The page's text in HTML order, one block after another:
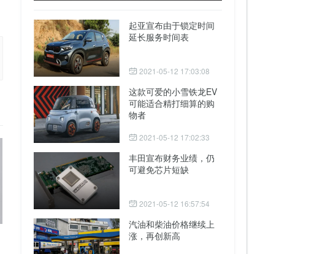
起亚宣布由于锁定时间
延长服务时间表
2021-05-12 17:03:08
这款可爱的小雪铁龙EV
可能适合精打细算的购
物者
2021-05-12 17:02:33
丰田宣布财务业绩，仍
可避免芯片短缺
2021-05-12 16:57:54
汽油和柴油价格继续上
涨，再创新高